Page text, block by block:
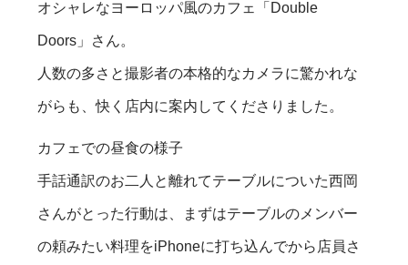
オシャレなヨーロッパ風のカフェ「Double
Doors」さん。
人数の多さと撮影者の本格的なカメラに驚かれな
がらも、快く店内に案内してくださりました。
カフェでの昼食の様子
手話通訳のお二人と離れてテーブルについた西岡
さんがとった行動は、まずはテーブルのメンバー
の頼みたい料理をiPhoneに打ち込んでから店員さ